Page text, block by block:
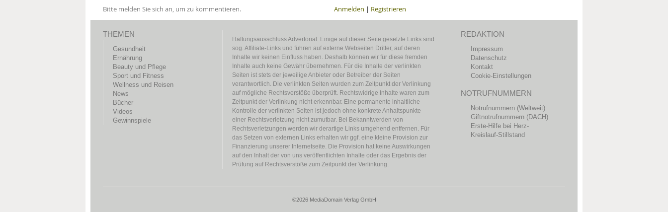
Bitte melden Sie sich an, um zu kommentieren. Anmelden | Registrieren
THEMEN
Gesundheit
Ernährung
Beauty und Pflege
Sport und Fitness
Wellness und Reisen
News
Bücher
Videos
Gewinnspiele
Haftungsausschluss Advertorial: Einige auf dieser Seite gesetzte Links sind
sog. Affiliate-Links und führen auf externe Webseiten Dritter, auf deren
Inhalte wir keinen Einfluss haben. Deshalb können wir für diese fremden
Inhalte auch keine Gewähr übernehmen. Für die Inhalte der verlinkten
Seiten ist stets der jeweilige Anbieter oder Betreiber der Seiten
verantwortlich. Die verlinkten Seiten wurden zum Zeitpunkt der Verlinkung
auf mögliche Rechtsverstöße überprüft. Rechtswidrige Inhalte waren zum
Zeitpunkt der Verlinkung nicht erkennbar. Eine permanente inhaltliche
Kontrolle der verlinkten Seiten ist jedoch ohne konkrete Anhaltspunkte
einer Rechtsverletzung nicht zumutbar. Bei Bekanntwerden von
Rechtsverletzungen werden wir derartige Links umgehend entfernen. Für
das Setzen von externen Links erhalten wir ggf. eine kleine Provision zur
Finanzierung unserer Internetseite. Die Provision hat keine Auswirkungen
auf den Inhalt der von uns veröffentlichten Inhalte oder das Ergebnis der
Prüfung auf Rechtsverstöße zum Zeitpunkt der Verlinkung.
REDAKTION
Impressum
Datenschutz
Kontakt
Cookie-Einstellungen
NOTRUFNUMMERN
Notrufnummern (Weltweit)
Giftnotrufnummern (DACH)
Erste-Hilfe bei Herz-
Kreislauf-Stillstand
©2026 MediaDomain Verlag GmbH